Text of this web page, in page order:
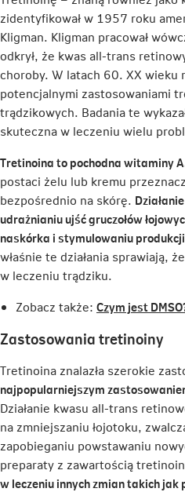
zidentyfikował w 1957 roku
Kligman. Kligman pracował
odkrył, że kwas all-trans
choroby. W latach 60. XX wieku
potencjalnymi zastosowaniami
trądzikowych. Badania te
skuteczna w leczeniu wielu
Tretinoina to pochodna witaminy
postaci żelu lub kremu
bezpośrednio na skórę.
udrażnianiu ujść gruczołów
naskórka i stymulowaniu
właśnie te działania sprawiają,
w leczeniu trądziku.
Zobacz także: Czym jest
Zastosowania tretinoiny
Tretinoina znalazła szerokie
najpopularniejszym
Działanie kwasu all-trans
na zmniejszaniu łojotoku,
zapobieganiu powstawaniu
preparaty z zawartością
w leczeniu innych zmian takich